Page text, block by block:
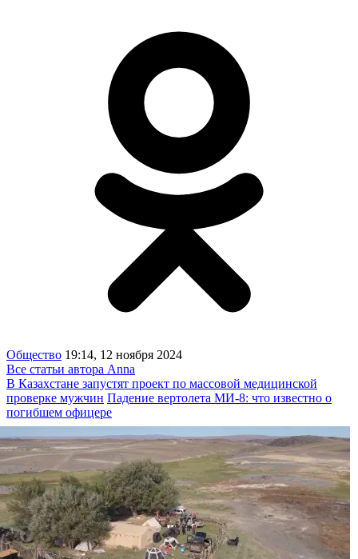
Общество 19:14, 12 ноября 2024
Все статьи автора Anna
В Казахстане запустят проект по массовой медицинской
проверке мужчин Падение вертолета МИ-8: что известно о
погибшем офицере